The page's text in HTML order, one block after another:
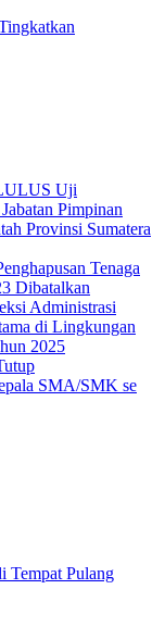
Uji
Pimpinan
Provinsi Sumatera
Tenaga
Dibatalkan
Administrasi
di Lingkungan
2025
SMA/SMK se
Tempat Pulang